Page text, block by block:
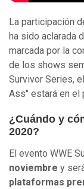
La participación
ha sido aclarada
marcada por la
de los shows
Survivor Series,
Ass" estará en el
¿Cuándo y
2020?
El evento WWE
noviembre y
plataformas